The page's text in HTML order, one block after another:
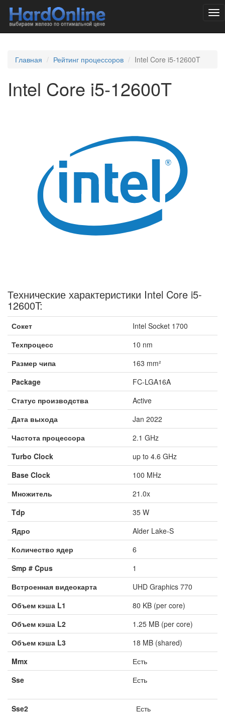
Главная Рейтинг процессоров Intel Core i5-12600T
Intel Core i5-12600T
Технические характеристики Intel Core i5-
12600T:
Сокет
Intel Socket 1700
Техпроцесс
10 nm
Размер чипа
163 mm²
Package
FC-LGA16A
Статус производства
Active
Дата выхода
Jan 2022
Частота процессора
2.1 GHz
Turbo Clock
up to 4.6 GHz
Base Clock
100 MHz
Множитель
21.0x
Tdp
35 W
Ядро
Alder Lake-S
Количество ядер
6
Smp # Cpus
1
Встроенная видеокарта
UHD Graphics 770
Объем кэша L1
80 KB (per core)
Объем кэша L2
1.25 MB (per core)
Объем кэша L3
18 MB (shared)
Mmx
Есть
Sse
Есть
Sse2
Есть